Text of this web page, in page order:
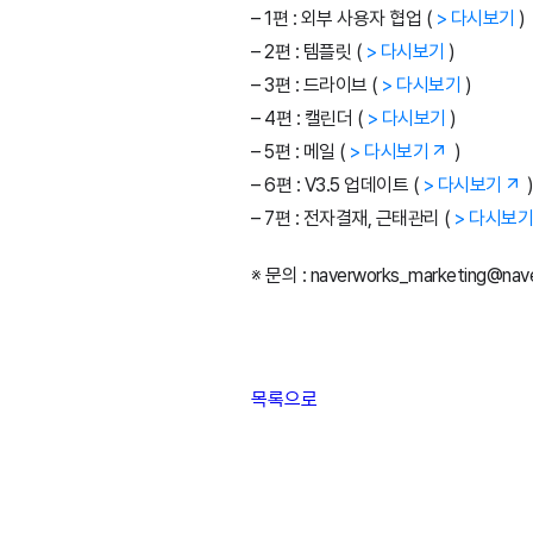
– 1편 : 외부 사용자 협업 ( > 다시보기 )
– 2편 : 템플릿 ( > 다시보기 )
– 3편 : 드라이브 ( > 다시보기 )
– 4편 : 캘린더 ( > 다시보기 )
– 5편 : 메일 ( > 다시보기
)
– 6편 : V3.5 업데이트 ( > 다시보기
)
– 7편 : 전자결재, 근태관리 ( > 다시보기
※ 문의 :
목록으로